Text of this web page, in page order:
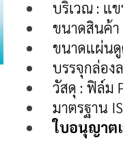
บริเวณ : แ
ขนาดสินค้า
ขนาดแผ่นดู
บรรจุกล่อง
วัสดุ : ฟิล์ม
มาตรฐาน
ใบอนุญาต